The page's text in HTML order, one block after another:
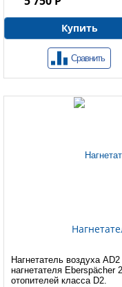
Купить
Сравнить
Нагнетатель воздуха
нагнетателя
отопителей класса D2.